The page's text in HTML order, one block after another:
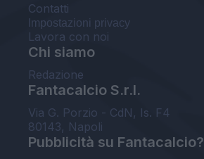
Contatti
Impostazioni privacy
Lavora con noi
Chi siamo
Redazione
Fantacalcio S.r.l.
Via G. Porzio - CdN, Is. F4
80143, Napoli
Pubblicità su Fantacalcio?